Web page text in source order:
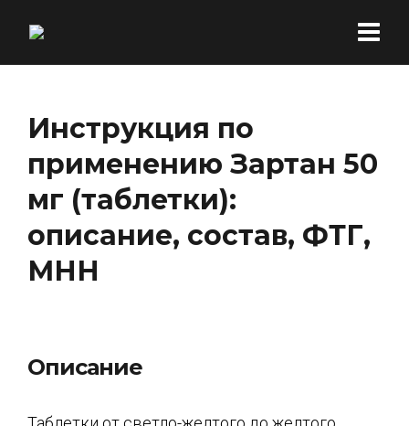
Инструкция по
применению Зартан 50
мг (таблетки):
описание, состав, ФТГ,
МНН
Описание